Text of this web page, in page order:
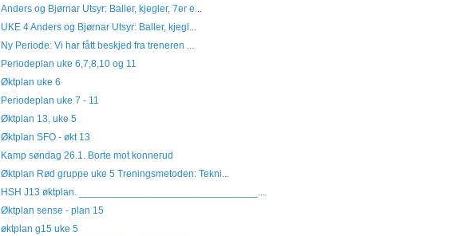
Anders og Bjørnar Utsyr: Baller, kjegler, 7er e...
UKE 4 Anders og Bjørnar Utsyr: Baller, kjegl...
Ny Periode: Vi har fått beskjed fra treneren ...
Periodeplan uke 6,7,8,10 og 11
Øktplan uke 6
Periodeplan uke 7 - 11
Øktplan 13, uke 5
Øktplan SFO - økt 13
Kamp søndag 26.1. Borte mot konnerud
Øktplan Rød gruppe uke 5 Treningsmetoden: Tekni...
HSH J13 øktplan. ________________________________...
Øktplan sense - plan 15
øktplan g15 uke 5